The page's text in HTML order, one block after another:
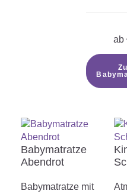
ab
Babymatratze
Abendrot
Babymatratze mit